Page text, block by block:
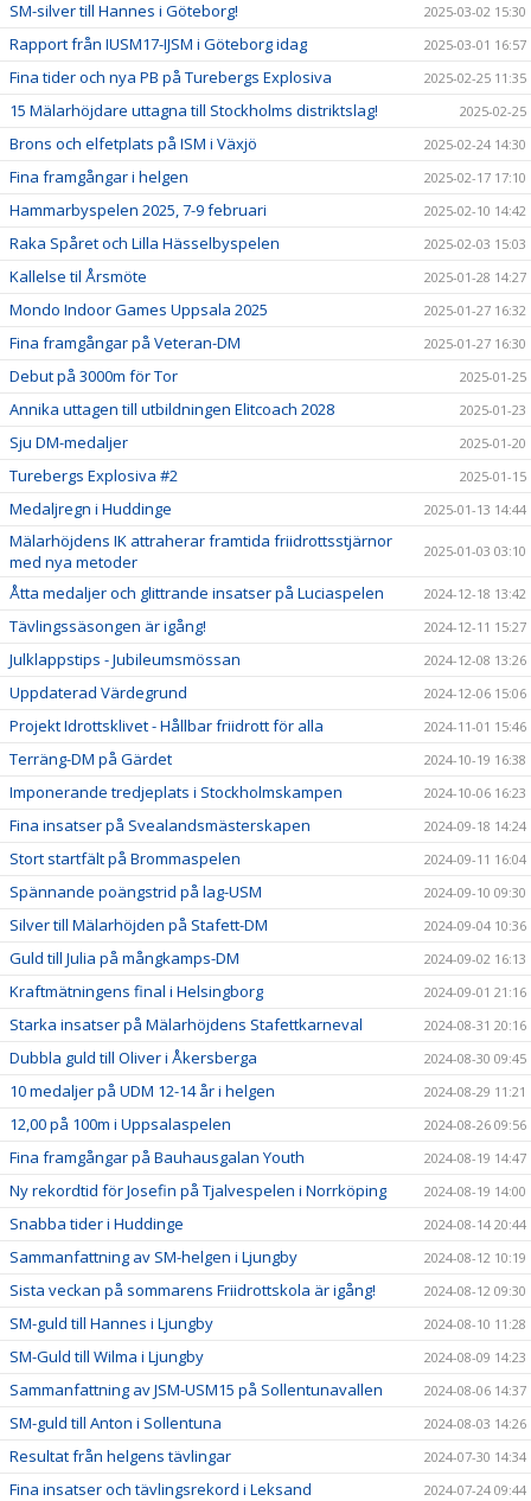
SM-silver till Hannes i Göteborg! 2025-03-02 15:30
Rapport från IUSM17-IJSM i Göteborg idag 2025-03-01 16:57
Fina tider och nya PB på Turebergs Explosiva 2025-02-25 11:35
15 Mälarhöjdare uttagna till Stockholms distriktslag! 2025-02-25
Brons och elfetplats på ISM i Växjö 2025-02-24 14:30
Fina framgångar i helgen 2025-02-17 17:10
Hammarbyspelen 2025, 7-9 februari 2025-02-10 14:42
Raka Spåret och Lilla Hässelbyspelen 2025-02-03 15:03
Kallelse til Årsmöte 2025-01-28 14:27
Mondo Indoor Games Uppsala 2025 2025-01-27 16:32
Fina framgångar på Veteran-DM 2025-01-27 16:30
Debut på 3000m för Tor 2025-01-25
Annika uttagen till utbildningen Elitcoach 2028 2025-01-23
Sju DM-medaljer 2025-01-20
Turebergs Explosiva #2 2025-01-15
Medaljregn i Huddinge 2025-01-13 14:44
Mälarhöjdens IK attraherar framtida friidrottsstjärnor
med nya metoder
2025-01-03 03:10
Åtta medaljer och glittrande insatser på Luciaspelen 2024-12-18 13:42
Tävlingssäsongen är igång! 2024-12-11 15:27
Julklappstips - Jubileumsmössan 2024-12-08 13:26
Uppdaterad Värdegrund 2024-12-06 15:06
Projekt Idrottsklivet - Hållbar friidrott för alla 2024-11-01 15:46
Terräng-DM på Gärdet 2024-10-19 16:38
Imponerande tredjeplats i Stockholmskampen 2024-10-06 16:23
Fina insatser på Svealandsmästerskapen 2024-09-18 14:24
Stort startfält på Brommaspelen 2024-09-11 16:04
Spännande poängstrid på lag-USM 2024-09-10 09:30
Silver till Mälarhöjden på Stafett-DM 2024-09-04 10:36
Guld till Julia på mångkamps-DM 2024-09-02 16:13
Kraftmätningens final i Helsingborg 2024-09-01 21:16
Starka insatser på Mälarhöjdens Stafettkarneval 2024-08-31 20:16
Dubbla guld till Oliver i Åkersberga 2024-08-30 09:45
10 medaljer på UDM 12-14 år i helgen 2024-08-29 11:21
12,00 på 100m i Uppsalaspelen 2024-08-26 09:56
Fina framgångar på Bauhausgalan Youth 2024-08-19 14:47
Ny rekordtid för Josefin på Tjalvespelen i Norrköping 2024-08-19 14:00
Snabba tider i Huddinge 2024-08-14 20:44
Sammanfattning av SM-helgen i Ljungby 2024-08-12 10:19
Sista veckan på sommarens Friidrottskola är igång! 2024-08-12 09:30
SM-guld till Hannes i Ljungby 2024-08-10 11:28
SM-Guld till Wilma i Ljungby 2024-08-09 14:23
Sammanfattning av JSM-USM15 på Sollentunavallen 2024-08-06 14:37
SM-guld till Anton i Sollentuna 2024-08-03 14:26
Resultat från helgens tävlingar 2024-07-30 14:34
Fina insatser och tävlingsrekord i Leksand 2024-07-24 09:44